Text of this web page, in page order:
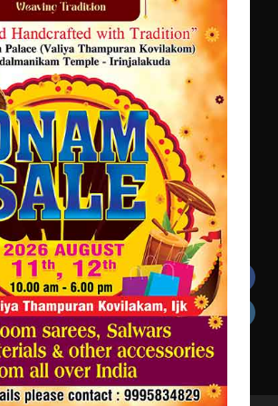
ട്യുണീഷ്യൻ ചിത്രം ” ദി വോയിസ്
ഓഫ് ഹിന്ദ് റജബ് ” ഇരിങ്ങാലക്കുട
ഫിലിം സൊസൈറ്റി ആഗസ്റ്റ് 7
വെള്ളിയാഴ്ച സ്‌ക്രീൻ ചെയ്യുന്നു
Facebook
Instagram